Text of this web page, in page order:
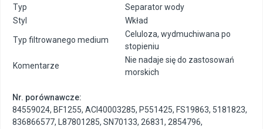
Typ
Separator wody
Styl
Wkład
Typ filtrowanego medium
Celuloza, wydmuchiwana po
stopieniu
Komentarze
Nie nadaje się do zastosowań
morskich
Nr. porównawcze:
84559024, BF1255, ACI40003285, P551425, FS19863, 5181823,
836866577, L87801285, SN70133, 26831, 2854796,